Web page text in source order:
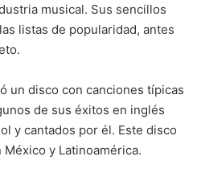
musical. Sus sencillos
listas de popularidad, antes
un disco con canciones típicas
de sus éxitos en inglés
y cantados por él. Este disco
y Latinoamérica.